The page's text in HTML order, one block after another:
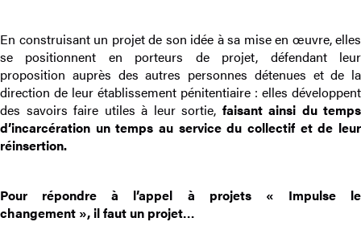
En construisant un projet de son idée à sa mise en œuvre, elles
se positionnent en porteurs de projet, défendant leur
proposition auprès des autres personnes détenues et de la
direction de leur établissement pénitentiaire : elles développent
des savoirs faire utiles à leur sortie, faisant ainsi du temps
d’incarcération un temps au service du collectif et de leur
réinsertion.
Pour répondre à l’appel à projets « Impulse le
changement », il faut un projet…